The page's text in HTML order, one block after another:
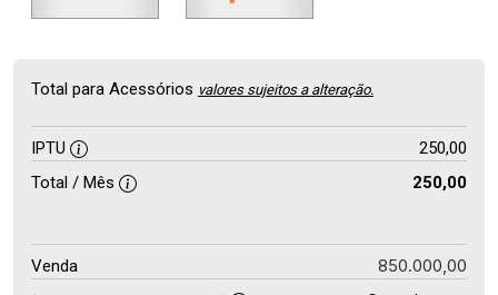
Total para Acessórios valores sujeitos a alteração.
IPTU
250,00
Total / Mês
250,00
Venda 850.000,00